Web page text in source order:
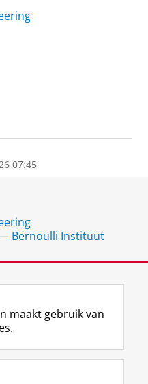
07:45
Bernoulli Instituut
F
a
L
i
R
S
I
n
Y
o
maakt gebruik van